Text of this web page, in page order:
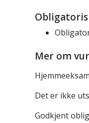
Mer om
Det er ikke
Godkjent